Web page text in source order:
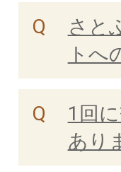
さと
トへ
1回
あり